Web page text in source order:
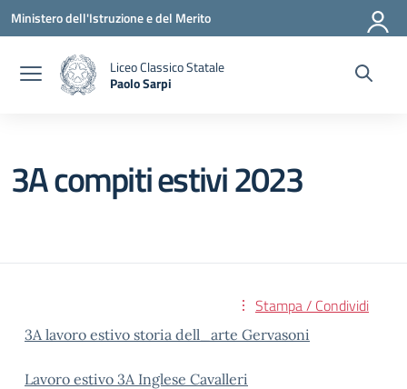
Vai ai contenuti
Vai al menu di navigazione
Vai al footer
Ministero dell'Istruzione e del Merito
Liceo Classico Statale
Paolo Sarpi
3A compiti estivi 2023
Stampa / Condividi
3A lavoro estivo storia dell_arte Gervasoni
Lavoro estivo 3A Inglese Cavalleri